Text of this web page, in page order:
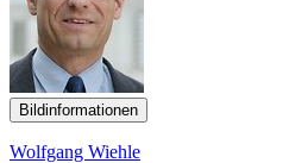
Bildinformationen
Wolfgang Wiehle